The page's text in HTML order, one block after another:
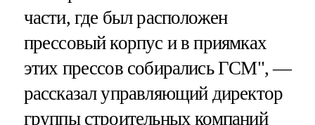
части, где был расположен
прессовый корпус и в приямках
этих прессов собирались ГСМ", —
рассказал управляющий директор
группы строительных компаний